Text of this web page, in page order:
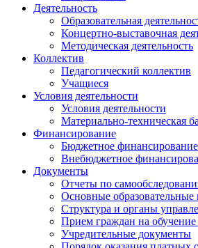
Деятельность
Образовательная
Концертно-выставочная
Методическая деятельность
Коллектив
Педагогический коллектив
Учащиеся
Условия деятельности
Условия деятельности
Материально-техническая
Финансирование
Бюджетное финансирование
Внебюджетное
Документы
Отчеты по
Основные
Структура и органы
Прием граждан на
Учредительные документы